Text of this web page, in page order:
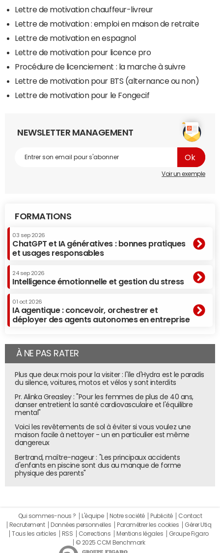
Lettre de motivation chauffeur-livreur
Lettre de motivation : emploi en maison de retraite
Lettre de motivation en espagnol
Lettre de motivation pour licence pro
Procédure de licenciement : la marche à suivre
Lettre de motivation pour BTS (alternance ou non)
Lettre de motivation pour le Fongecif
NEWSLETTER MANAGEMENT
Voir un exemple
FORMATIONS
03 sep 2026
ChatGPT et IA génératives : bonnes pratiques
et usages responsables
24 sep 2026
Intelligence émotionnelle et gestion du stress
01 oct 2026
IA agentique : concevoir, orchestrer et
déployer des agents autonomes en entreprise
À NE PAS RATER
Plus que deux mois pour la visiter : l'île d'Hydra est le paradis
du silence, voitures, motos et vélos y sont interdits
Pr. Alinka Greasley : "Pour les femmes de plus de 40 ans,
danser entretient la santé cardiovasculaire et l'équilibre
mental"
Voici les revêtements de sol à éviter si vous voulez une
maison facile à nettoyer - un en particulier est même
dangereux
Bertrand, maître-nageur : "Les principaux accidents
d'enfants en piscine sont dus au manque de forme
physique des parents"
Qui sommes-nous ? L'équipe Notre société Publicité
Contact
Recrutement
Données personnelles Paramétrer les cookies
Gérer Utiq
Tous les articles
RSS Corrections Mentions légales
Groupe Figaro
© 2025 CCM Benchmark